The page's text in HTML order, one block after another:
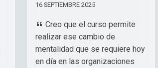
16 SEPTIEMBRE 2025
Creo que el curso permite
realizar ese cambio de
mentalidad que se requiere hoy
en día en las organizaciones